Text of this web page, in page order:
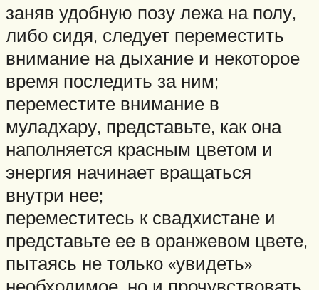
заняв удобную позу лежа на полу,
либо сидя, следует переместить
внимание на дыхание и некоторое
время последить за ним;
переместите внимание в
муладхару, представьте, как она
наполняется красным цветом и
энергия начинает вращаться
внутри нее;
переместитесь к свадхистане и
представьте ее в оранжевом цвете,
пытаясь не только «увидеть»